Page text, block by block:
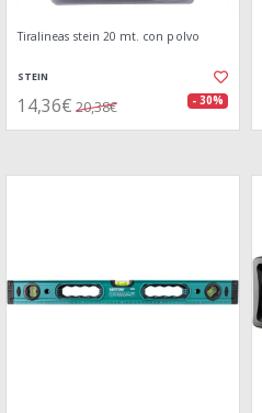
Tiralineas stein 20 mt. con polvo
STEIN
14,36€ 20,38€ - 30%